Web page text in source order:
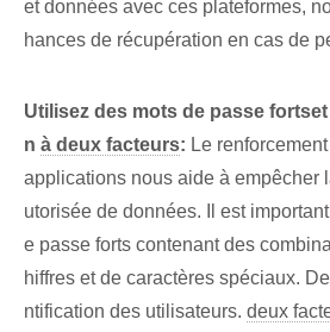
et données avec ces plateformes,
hances de récupération en cas de
Utilisez des mots de passe
n à deux facteurs: Le
applications nous aide à empêcher
utorisée de données. Il est
e passe forts contenant des
hiffres et de caractères spéciaux.
ntification des utilisateurs. deux